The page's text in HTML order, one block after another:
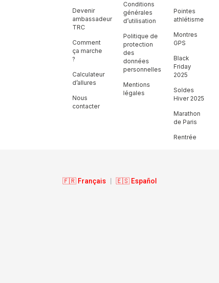
Devenir
ambassadeur
TRC
Comment
ça marche
?
Calculateur
d’allures
Nous
contacter
Conditions
générales
d’utilisation
Politique de
protection
des
données
personnelles
Mentions
légales
Pointes
athlétisme
Montres
GPS
Black
Friday
2025
Soldes
Hiver 2025
Marathon
de Paris
Rentrée
🇫🇷 Français 🇪🇸 Español